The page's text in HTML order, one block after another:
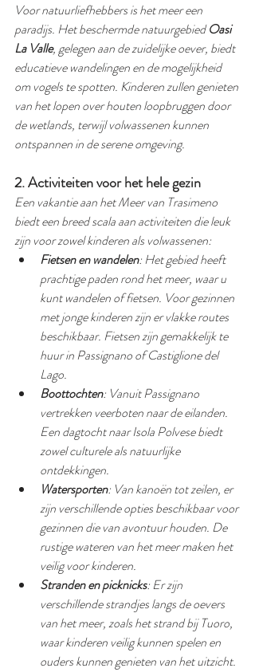
Voor natuurliefhebbers is het meer een
paradijs. Het beschermde natuurgebied Oasi
La Valle, gelegen aan de zuidelijke oever, biedt
educatieve wandelingen en de mogelijkheid
om vogels te spotten. Kinderen zullen genieten
van het lopen over houten loopbruggen door
de wetlands, terwijl volwassenen kunnen
ontspannen in de serene omgeving.
2. Activiteiten voor het hele gezin
Een vakantie aan het Meer van Trasimeno
biedt een breed scala aan activiteiten die leuk
zijn voor zowel kinderen als volwassenen:
Fietsen en wandelen: Het gebied heeft
prachtige paden rond het meer, waar u
kunt wandelen of fietsen. Voor gezinnen
met jonge kinderen zijn er vlakke routes
beschikbaar. Fietsen zijn gemakkelijk te
huur in Passignano of Castiglione del
Lago.
Boottochten: Vanuit Passignano
vertrekken veerboten naar de eilanden.
Een dagtocht naar Isola Polvese biedt
zowel culturele als natuurlijke
ontdekkingen.
Watersporten: Van kanoën tot zeilen, er
zijn verschillende opties beschikbaar voor
gezinnen die van avontuur houden. De
rustige wateren van het meer maken het
veilig voor kinderen.
Stranden en picknicks: Er zijn
verschillende strandjes langs de oevers
van het meer, zoals het strand bij Tuoro,
waar kinderen veilig kunnen spelen en
ouders kunnen genieten van het uitzicht.